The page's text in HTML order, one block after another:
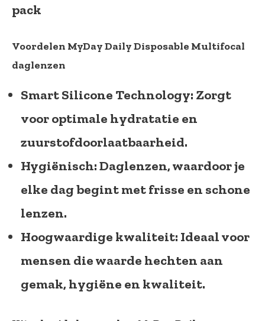
pack
Voordelen MyDay Daily Disposable Multifocal
daglenzen
Smart Silicone Technology: Zorgt
voor optimale hydratatie en
zuurstofdoorlaatbaarheid.
Hygiënisch:Daglenzen, waardoor je
elke dag begint met frisse en schone
lenzen.
Hoogwaardige kwaliteit: Ideaal voor
mensen die waarde hechten aan
gemak, hygiëne en kwaliteit.